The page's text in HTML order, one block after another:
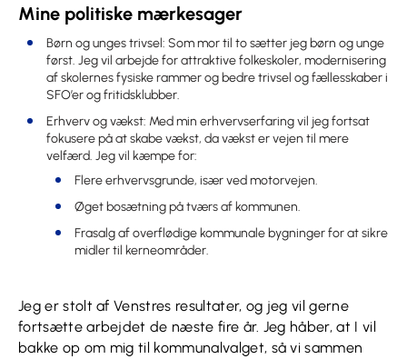
Mine politiske mærkesager
Børn og unges trivsel: Som mor til to sætter jeg børn og unge
først. Jeg vil arbejde for attraktive folkeskoler, modernisering
af skolernes fysiske rammer og bedre trivsel og fællesskaber i
SFO’er og fritidsklubber.
Erhverv og vækst: Med min erhvervserfaring vil jeg fortsat
fokusere på at skabe vækst, da vækst er vejen til mere
velfærd. Jeg vil kæmpe for:
Flere erhvervsgrunde, især ved motorvejen.
Øget bosætning på tværs af kommunen.
Frasalg af overflødige kommunale bygninger for at sikre
midler til kerneområder.
Jeg er stolt af Venstres resultater, og jeg vil gerne
fortsætte arbejdet de næste fire år. Jeg håber, at I vil
bakke op om mig til kommunalvalget, så vi sammen